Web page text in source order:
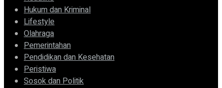
Hukum dan Kriminal
Lifestyle
Olahraga
Pemerintahan
Pendidikan dan Kesehatan
Peristiwa
Sosok dan Politik